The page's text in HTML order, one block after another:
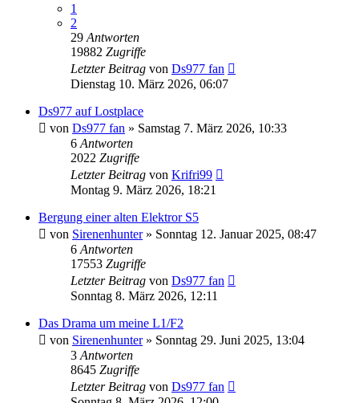
1
2
29 Antworten
19882 Zugriffe
Letzter Beitrag von Ds977 fan
Dienstag 10. März 2026, 06:07
Ds977 auf Lostplace
von Ds977 fan » Samstag 7. März 2026, 10:33
6 Antworten
2022 Zugriffe
Letzter Beitrag von Krifri99
Montag 9. März 2026, 18:21
Bergung einer alten Elektror S5
von Sirenenhunter» Sonntag 12. Januar 2025, 08:47
6 Antworten
17553 Zugriffe
Letzter Beitrag von Ds977 fan
Sonntag 8. März 2026, 12:11
Das Drama um meine L1/F2
von Sirenenhunter» Sonntag 29. Juni 2025, 13:04
3 Antworten
8645 Zugriffe
Letzter Beitrag von Ds977 fan